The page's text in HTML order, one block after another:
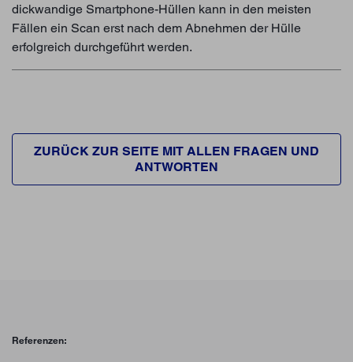
dickwandige Smartphone-Hüllen kann in den meisten
Fällen ein Scan erst nach dem Abnehmen der Hülle
erfolgreich durchgeführt werden.
ZURÜCK ZUR SEITE MIT ALLEN FRAGEN UND
ANTWORTEN
Referenzen: